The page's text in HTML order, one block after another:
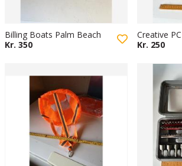
Billing Boats Palm Beach
Kr. 350
Creative
Kr. 250